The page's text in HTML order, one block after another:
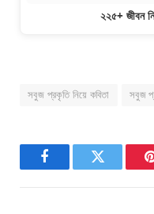
২২৫+ জীবন
সবুজ প্রকৃতি নিয়ে কবিতা সবুজ
FacebookTwitter